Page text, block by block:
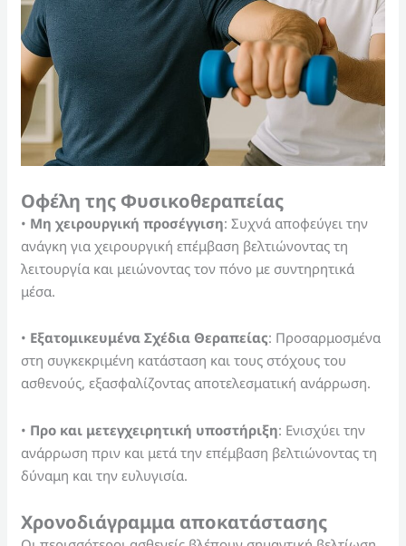
Οφέλη της Φυσικοθεραπείας
• Μη χειρουργική προσέγγιση: Συχνά αποφεύγει την
ανάγκη για χειρουργική επέμβαση βελτιώνοντας τη
λειτουργία και μειώνοντας τον πόνο με συντηρητικά
μέσα.
• Εξατομικευμένα Σχέδια Θεραπείας: Προσαρμοσμένα
στη συγκεκριμένη κατάσταση και τους στόχους του
ασθενούς, εξασφαλίζοντας αποτελεσματική ανάρρωση.
• Προ και μετεγχειρητική υποστήριξη: Ενισχύει την
ανάρρωση πριν και μετά την επέμβαση βελτιώνοντας τη
δύναμη και την ευλυγισία.
Χρονοδιάγραμμα αποκατάστασης